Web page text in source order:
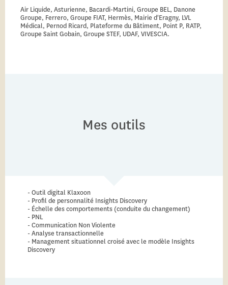
Air Liquide, Asturienne, Bacardi-Martini, Groupe BEL, Danone
Groupe, Ferrero, Groupe FIAT, Hermès, Mairie d'Eragny, LVL
Médical, Pernod Ricard, Plateforme du Bâtiment, Point P, RATP,
Groupe Saint Gobain, Groupe STEF, UDAF, VIVESCIA.
Mes outils
- Outil digital Klaxoon
- Profil de personnalité Insights Discovery
- Échelle des comportements (conduite du changement)
- PNL
- Communication Non Violente
- Analyse transactionnelle
- Management situationnel croisé avec le modèle Insights
Discovery